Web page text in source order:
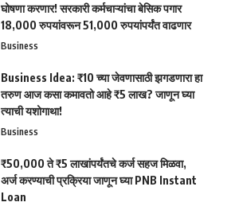
घोषणा करणार! सरकारी कर्मचाऱ्यांचा बेसिक पगार
18,000 रुपयांवरून 51,000 रुपयांपर्यंत वाढणार
Business
Business Idea: ₹10 च्या जेवणासाठी झगडणारा हा
तरुण आज कसा कमावतो आहे ₹5 लाख? जाणून घ्या
त्याची यशोगाथा!
Business
₹50,000 ते ₹5 लाखांपर्यंतचे कर्ज सहज मिळवा,
अर्ज करण्याची प्रक्रिया जाणून घ्या PNB Instant
Loan